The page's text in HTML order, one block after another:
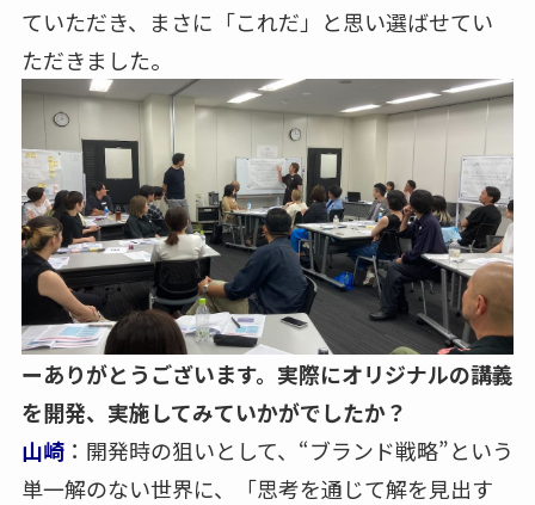
ていただき、まさに「これだ」と思い選ばせてい
ただきました。
ーありがとうございます。実際にオリジナルの講義
を開発、実施してみていかがでしたか？
山崎：開発時の狙いとして、“ブランド戦略”という
単一解のない世界に、「思考を通じて解を見出す